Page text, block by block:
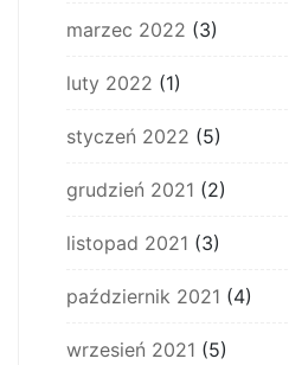
marzec 2022 (3)
luty 2022 (1)
styczeń 2022 (5)
grudzień 2021 (2)
listopad 2021 (3)
październik 2021 (4)
wrzesień 2021 (5)